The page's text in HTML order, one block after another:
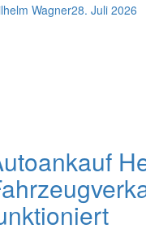
Wagner28. Juli 2026